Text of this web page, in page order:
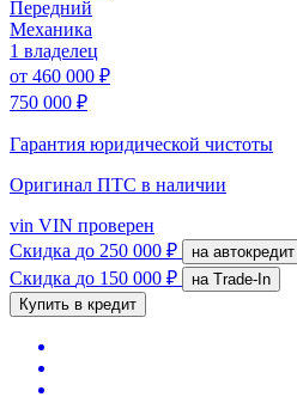
Передний
Механика
1 владелец
от 460 000 ₽
750 000 ₽
Гарантия юридической чистоты
Оригинал ПТС в наличии
vin VIN проверен
Скидка до 250 000 ₽ на автокредит
Скидка до 150 000 ₽
на Trade-In
Купить в кредит